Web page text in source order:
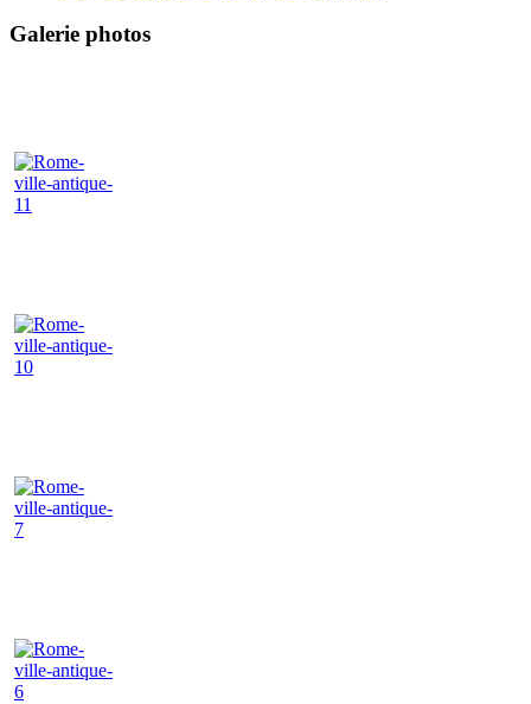
Galerie photos